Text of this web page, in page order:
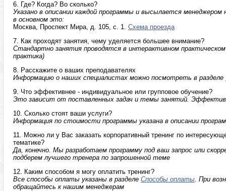
6. Где? Когда? Во сколько?
Указано в описании каждой программы и высылается менеджером
в основном это:
Москва, Проспект Мира, д. 105, с. 1. Схема проезда
7. Как проходят занятия, чему уделяется большее внимание?
Стандартно занятия проводятся в интерактивном
практика)
8. Расскажите о ваших преподавателях
Информацию о наших специалистах можно посмотреть в разделе
9. Что эффективнее - индивидуальное или групповое обучение?
Это зависит от поставленных задач и темы занятий.
10. Сколько стоят ваши услуги?
Информация по стоимости программы указана в описании
11. Можно ли у Вас заказать корпоративный тренинг по
тематике?
Да, конечно. Мы разработаем программу под ваш запрос или
подберем лучшего тренера по запрошенной теме
12. Каким способом я могу оплатить тренинг?
Все способы оплаты указаны в разделе Способы оплаты. При
обращайтесь к нашим менеджерам